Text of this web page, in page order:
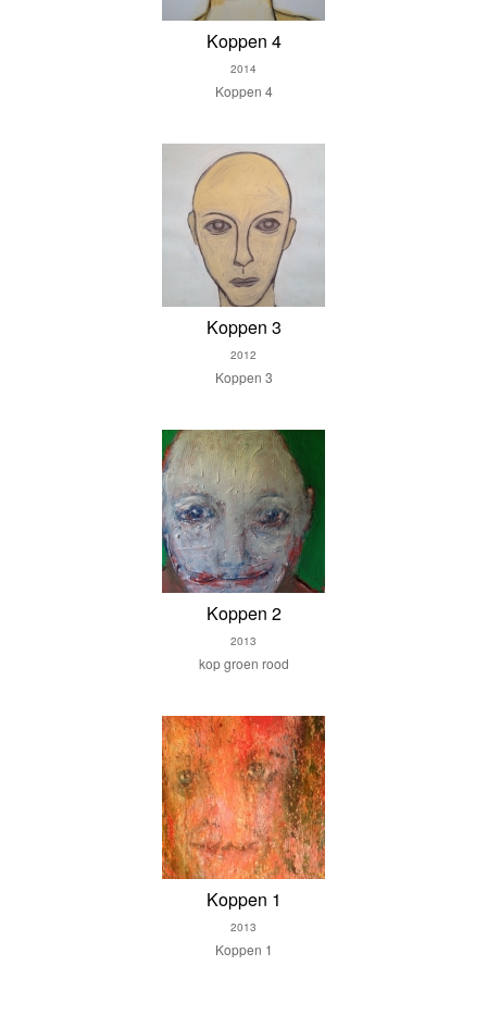
Koppen 4
2014
Koppen 4
Koppen 3
2012
Koppen 3
Koppen 2
2013
kop groen rood
Koppen 1
2013
Koppen 1